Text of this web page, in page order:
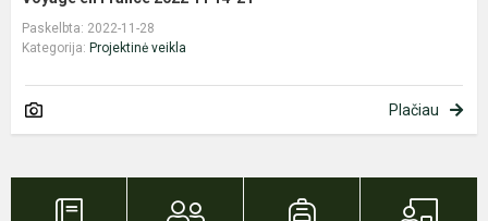
Paskelbta: 2022-11-28
Kategorija: Projektinė veikla
Plačiau